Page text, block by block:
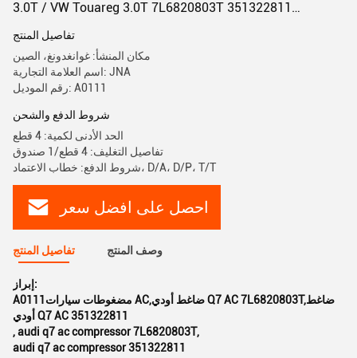
3.0T / VW Touareg 3.0T 7L6820803T 351322811
تفاصيل المنتج
مكان المنشأ: غوانغدونغ، الصين
اسم العلامة التجارية: JNA
رقم الموديل: A0111
شروط الدفع والشحن
الحد الأدنى لكمية: 4 قطع
تفاصيل التغليف: 4 قطع/1 صندوق
شروط الدفع: خطاب الاعتماد، D/A، D/P، T/T
احصل على افضل سعر
تفاصيل المنتج وصف المنتج
إبراز:
A0111مضغوطات سيارات AC,ضاغط أودي Q7 AC 7L6820803T,ضاغط
أودي Q7 AC 351322811
,audi q7 ac compressor 7L6820803T,
audi q7 ac compressor 351322811